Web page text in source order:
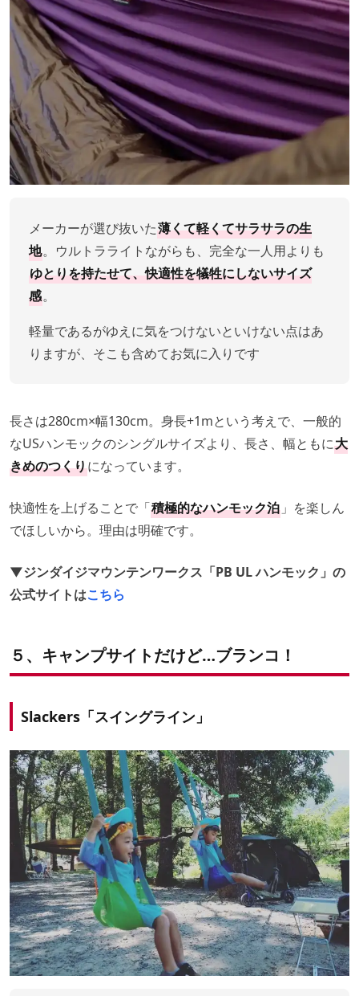
メーカーが選び抜いた薄くて軽くてサラサラの生
地。ウルトラライトながらも、完全な一人用よりも
ゆとりを持たせて、快適性を犠牲にしないサイズ
感。
軽量であるがゆえに気をつけないといけない点はあ
りますが、そこも含めてお気に入りです
長さは280cm×幅130cm。身長+1mという考えで、一般的
なUSハンモックのシングルサイズより、長さ、幅ともに大
きめのつくりになっています。
快適性を上げることで「積極的なハンモック泊 」を楽しん
でほしいから。理由は明確です。
▼ジンダイジマウンテンワークス「PB UL ハンモック」の
公式サイトはこちら
５、キャンプサイトだけど…ブランコ！
Slackers「スイングライン」